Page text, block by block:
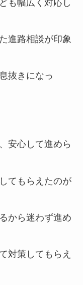
も幅広く対応し
進路相談が印象
抜きになっ
安心して進めら
てもらえたのが
から迷わず進め
対策してもらえ